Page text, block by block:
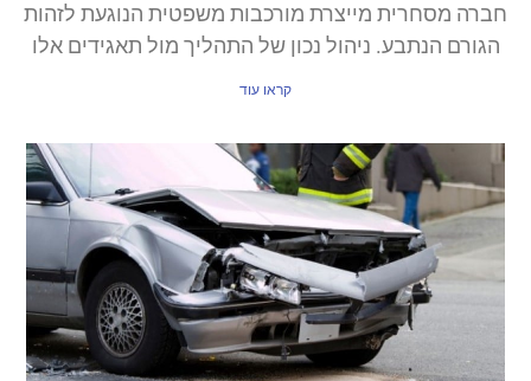
חברה מסחרית מייצרת מורכבות משפטית הנוגעת לזהות
הגורם הנתבע. ניהול נכון של התהליך מול תאגידים אלו
קראו עוד